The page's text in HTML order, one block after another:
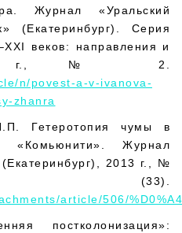
Журнал «Уральский
(Екатеринбург). Серия
веков: направления и
г., № 2.
n/povest-a-v-ivanova-
zhanra
Гетеротопия чумы в
Журнал
2013 г., №
article/506/
постколонизация»: